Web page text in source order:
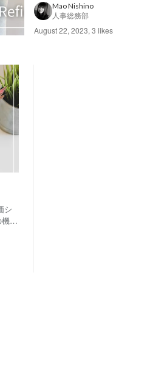
Mao Nishino
人事総務部
August 22, 2023, 3 likes
シ
能